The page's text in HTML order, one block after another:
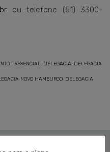
ou telefone (51) 3300-
PRESENCIAL DELEGACIA DELEGACIA
NOVO HAMBURGO DELEGACIA